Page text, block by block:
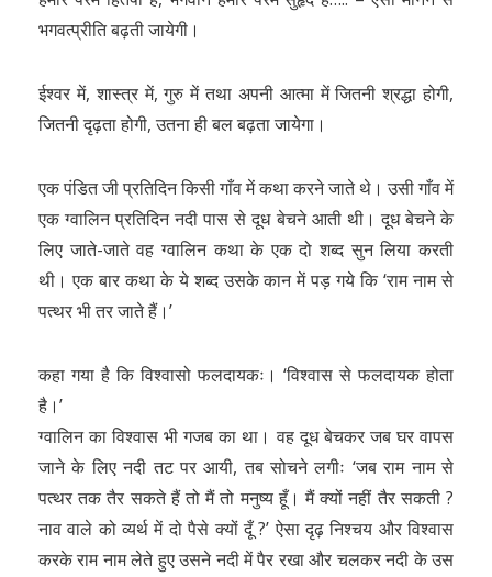
भगवत्प्रीति बढ़ती जायेगी।
ईश्वर में, शास्त्र में, गुरु में तथा अपनी आत्मा में जितनी श्रद्धा होगी,
जितनी दृढ़ता होगी, उतना ही बल बढ़ता जायेगा।
एक पंडित जी प्रतिदिन किसी गाँव में कथा करने जाते थे। उसी गाँव में
एक ग्वालिन प्रतिदिन नदी पास से दूध बेचने आती थी। दूध बेचने के
लिए जाते-जाते वह ग्वालिन कथा के एक दो शब्द सुन लिया करती
थी। एक बार कथा के ये शब्द उसके कान में पड़ गये कि ‘राम नाम से
पत्थर भी तर जाते हैं।’
कहा गया है कि विश्वासो फलदायकः। ‘विश्वास से फलदायक होता
है।’
ग्वालिन का विश्वास भी गजब का था। वह दूध बेचकर जब घर वापस
जाने के लिए नदी तट पर आयी, तब सोचने लगीः ‘जब राम नाम से
पत्थर तक तैर सकते हैं तो मैं तो मनुष्य हूँ। मैं क्यों नहीं तैर सकती ?
नाव वाले को व्यर्थ में दो पैसे क्यों दूँ ?’ ऐसा दृढ़ निश्चय और विश्वास
करके राम नाम लेते हुए उसने नदी में पैर रखा और चलकर नदी के उस